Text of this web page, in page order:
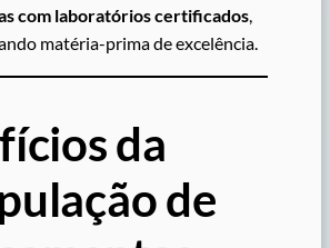
com laboratórios certificados,
matéria-prima de excelência.
da
de